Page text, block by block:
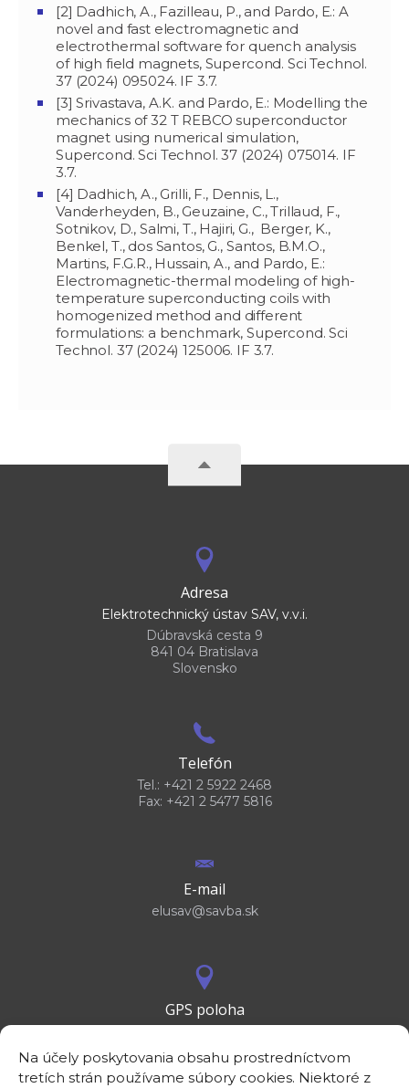
Na účely poskytovania obsahu prostredníctvom
tretích strán používame súbory cookies. Niektoré z
[2] Dadhich, A., Fazilleau, P., and Pardo, E.: A
novel and fast electromagnetic and
electrothermal software for quench analysis
of high field magnets, Supercond. Sci Technol.
37 (2024) 095024. IF 3.7.
[3] Srivastava, A.K. and Pardo, E.: Modelling the
mechanics of 32 T REBCO superconductor
magnet using numerical simulation,
Supercond. Sci Technol. 37 (2024) 075014. IF
3.7.
[4] Dadhich, A., Grilli, F., Dennis, L.,
Vanderheyden, B., Geuzaine, C., Trillaud, F.,
Sotnikov, D., Salmi, T., Hajiri, G., Berger, K.,
Benkel, T., dos Santos, G., Santos, B.M.O.,
Martins, F.G.R., Hussain, A., and Pardo, E.:
Electromagnetic-thermal modeling of high-
temperature superconducting coils with
homogenized method and different
formulations: a benchmark, Supercond. Sci
Technol. 37 (2024) 125006. IF 3.7.
Adresa
Elektrotechnický ústav SAV, v.v.i.
Dúbravská cesta 9
841 04 Bratislava
Slovensko
Telefón
Tel.: +421 2 5922 2468
Fax: +421 2 5477 5816
E-mail
elusav@savba.sk
GPS poloha